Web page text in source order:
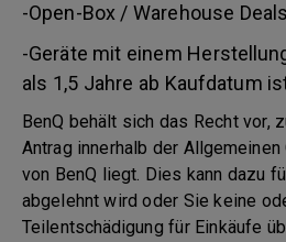
-Open-Box / Warehouse
-Geräte mit einem
als 1,5 Jahre ab Kaufdatum
BenQ behält sich das Recht vor,
Antrag innerhalb der
von BenQ liegt. Dies kann dazu
abgelehnt wird oder Sie keine
Teilentschädigung für Einkäufe